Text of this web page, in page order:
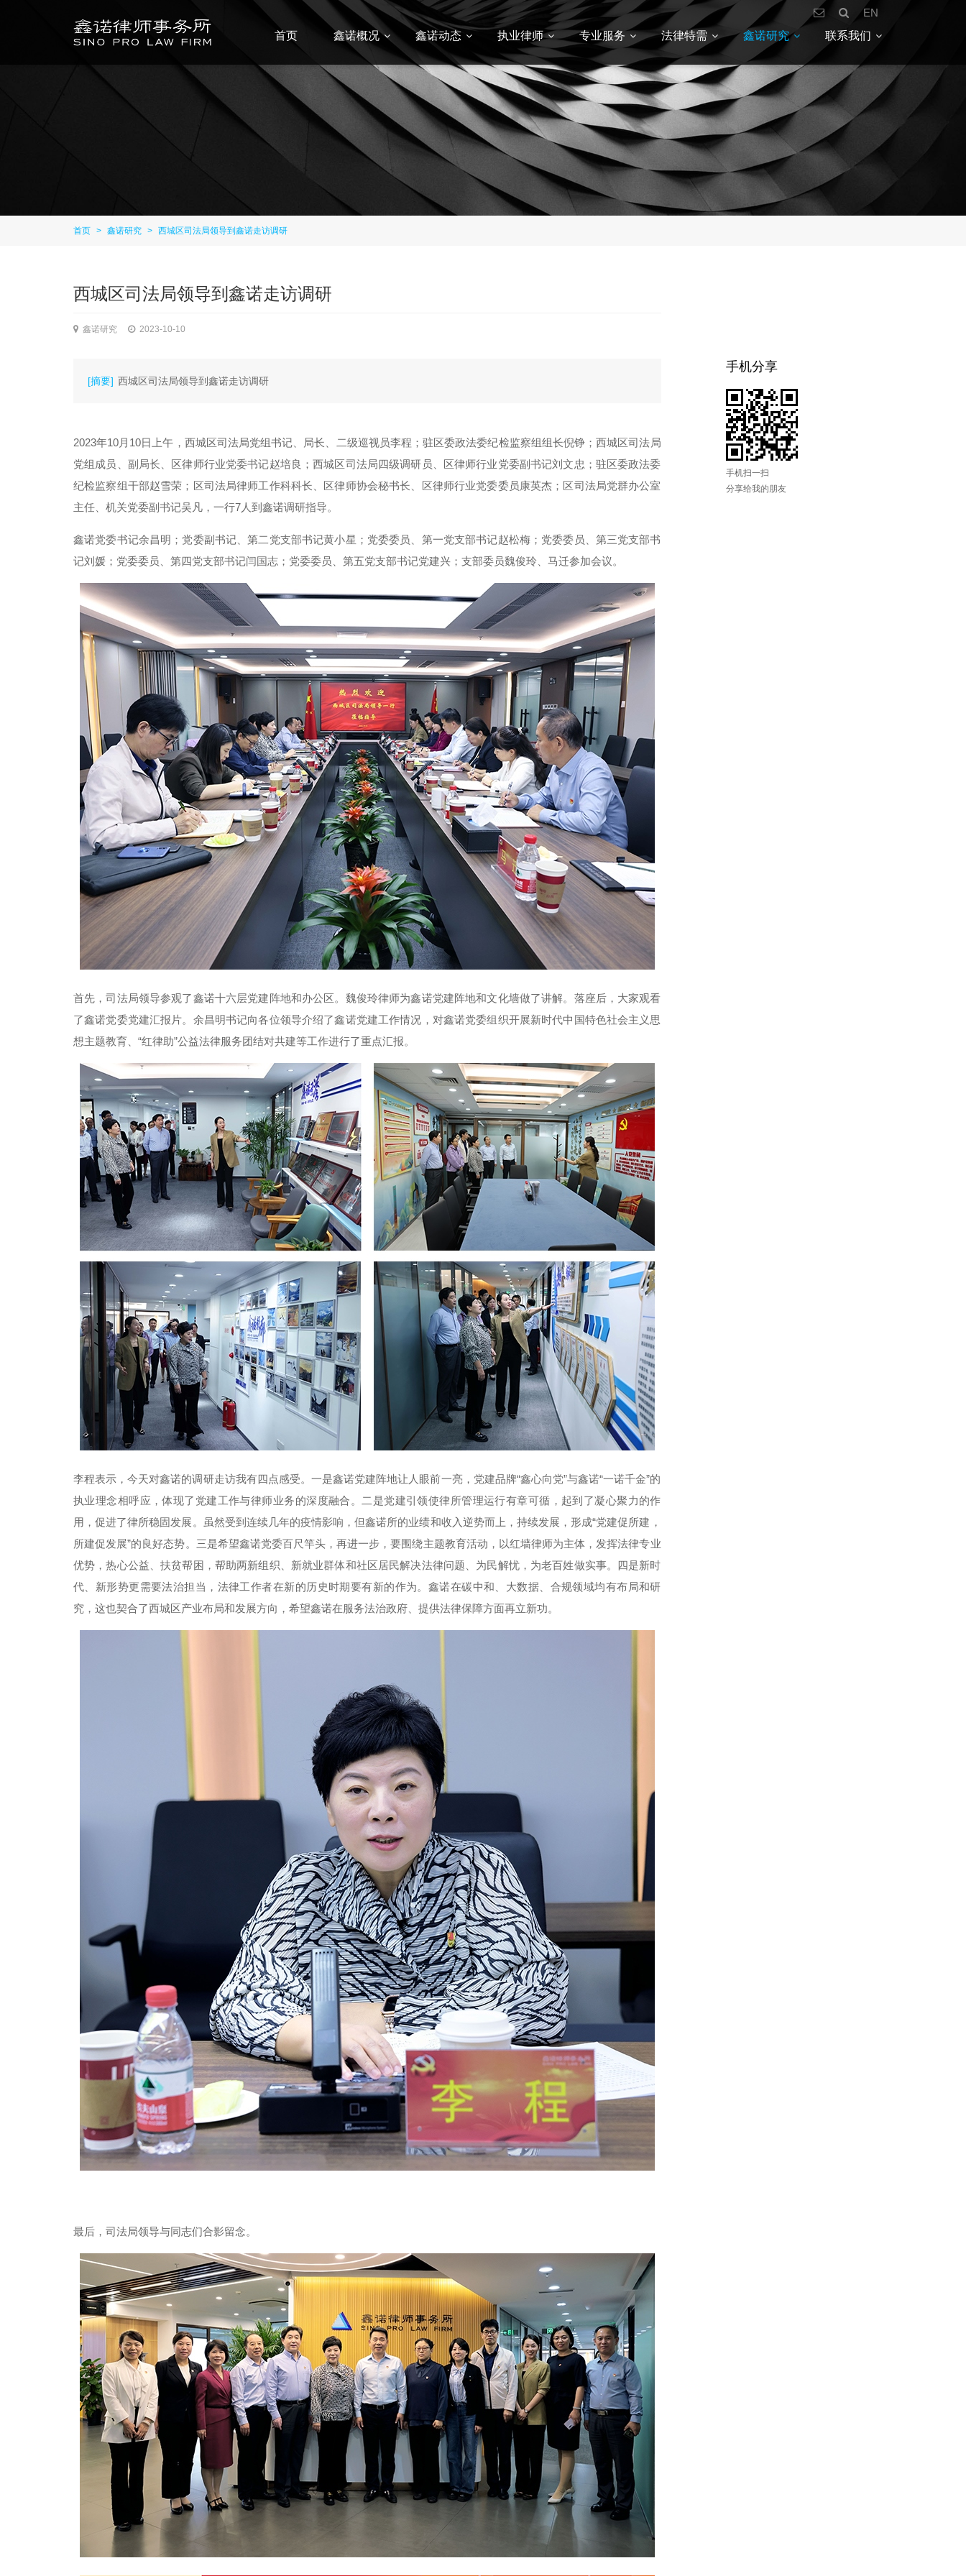
EN
首页
鑫诺概况 鑫诺动态 执业律师 专业服务 法律特需 鑫诺研究 联系我们
首页 > 鑫诺研究 > 西城区司法局领导到鑫诺走访调研
西城区司法局领导到鑫诺走访调研
鑫诺研究 2023-10-10
[摘要] 西城区司法局领导到鑫诺走访调研
2023年10月10日上午，西城区司法局党组书记、局长、二级巡视员李程；驻区委政法委纪检监察组组长倪铮；西城区司法局
党组成员、副局长、区律师行业党委书记赵培良；西城区司法局四级调研员、区律师行业党委副书记刘文忠；驻区委政法委
纪检监察组干部赵雪荣；区司法局律师工作科科长、区律师协会秘书长、区律师行业党委委员康英杰；区司法局党群办公室
主任、机关党委副书记吴凡，一行7人到鑫诺调研指导。
鑫诺党委书记余昌明；党委副书记、第二党支部书记黄小星；党委委员、第一党支部书记赵松梅；党委委员、第三党支部书
记刘媛；党委委员、第四党支部书记闫国志；党委委员、第五党支部书记党建兴；支部委员魏俊玲、马迁参加会议。
首先，司法局领导参观了鑫诺十六层党建阵地和办公区。魏俊玲律师为鑫诺党建阵地和文化墙做了讲解。落座后，大家观看
了鑫诺党委党建汇报片。余昌明书记向各位领导介绍了鑫诺党建工作情况，对鑫诺党委组织开展新时代中国特色社会主义思
想主题教育、“红律助”公益法律服务团结对共建等工作进行了重点汇报。
李程表示，今天对鑫诺的调研走访我有四点感受。一是鑫诺党建阵地让人眼前一亮，党建品牌“鑫心向党”与鑫诺“一诺千金”的
执业理念相呼应，体现了党建工作与律师业务的深度融合。二是党建引领使律所管理运行有章可循，起到了凝心聚力的作
用，促进了律所稳固发展。虽然受到连续几年的疫情影响，但鑫诺所的业绩和收入逆势而上，持续发展，形成“党建促所建，
所建促发展”的良好态势。三是希望鑫诺党委百尺竿头，再进一步，要围绕主题教育活动，以红墙律师为主体，发挥法律专业
优势，热心公益、扶贫帮困，帮助两新组织、新就业群体和社区居民解决法律问题、为民解忧，为老百姓做实事。四是新时
代、新形势更需要法治担当，法律工作者在新的历史时期要有新的作为。鑫诺在碳中和、大数据、合规领域均有布局和研
究，这也契合了西城区产业布局和发展方向，希望鑫诺在服务法治政府、提供法律保障方面再立新功。
最后，司法局领导与同志们合影留念。
手机分享
手机扫一扫
分享给我的朋友